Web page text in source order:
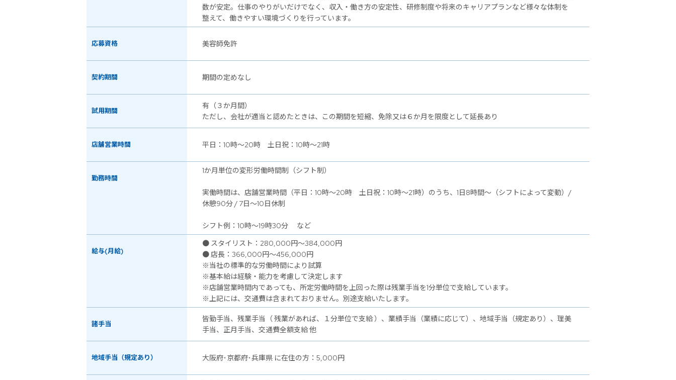
数が安定。仕事のやりがいだけでなく、収入・働き方の安定性、研修制度や将来のキャリアプランなど様々な体制を
整えて、働きやすい環境づくりを行っています。
応募資格 美容師免許
契約期間 期間の定めなし
試用期間
有（３か月間）
ただし、会社が適当と認めたときは、この期間を短縮、免除又は６か月を限度として延長あり
店舗営業時間 平日：10時～20時 土日祝：10時～21時
勤務時間
1か月単位の変形労働時間制（シフト制）
実働時間は、店舗営業時間（平日：10時～20時 土日祝：10時～21時）のうち、1日8時間～（シフトによって変動）/
休憩90分 / 7日～10日休制
シフト例：10時～19時30分 など
給与(月給)
● スタイリスト：280,000円～384,000円
● 店長：366,000円～456,000円
※当社の標準的な労働時間により試算
※基本給は経験・能力を考慮して決定します
※店舗営業時間内であっても、所定労働時間を上回った際は残業手当を1分単位で支給しています。
※上記には、交通費は含まれておりません。別途支給いたします。
諸手当
皆勤手当、残業手当（ 残業があれば、１分単位で支給 ）、業績手当（業績に応じて）、地域手当（規定あり）、理美
手当、正月手当、交通費全額支給 他
地域手当（規定あり） 大阪府･京都府･兵庫県 に在住の方：5,000円